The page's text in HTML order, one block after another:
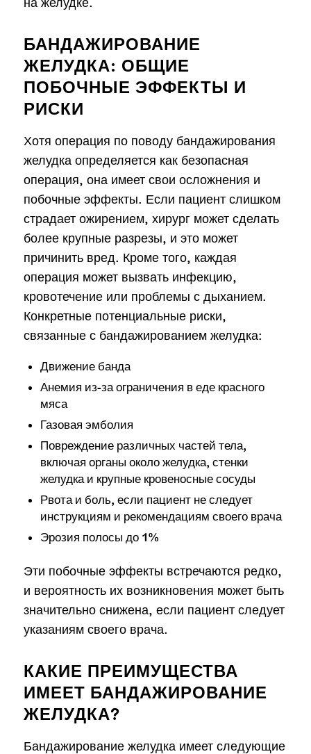
БАНДАЖИРОВАНИЕ
ЖЕЛУДКА: ОБЩИЕ
ПОБОЧНЫЕ ЭФФЕКТЫ И
РИСКИ
Хотя операция по поводу бандажирования
желудка определяется как безопасная
операция, она имеет свои осложнения и
побочные эффекты. Если пациент слишком
страдает ожирением, хирург может сделать
более крупные разрезы, и это может
причинить вред. Кроме того, каждая
операция может вызвать инфекцию,
кровотечение или проблемы с дыханием.
Конкретные потенциальные риски,
связанные с бандажированием желудка:
Движение банда
Анемия из-за ограничения в еде красного
мяса
Газовая эмболия
Повреждение различных частей тела,
включая органы около желудка, стенки
желудка и крупные кровеносные сосуды
Рвота и боль, если пациент не следует
инструкциям и рекомендациям своего врача
Эрозия полосы до 1%
Эти побочные эффекты встречаются редко,
и вероятность их возникновения может быть
значительно снижена, если пациент следует
указаниям своего врача.
КАКИЕ ПРЕИМУЩЕСТВА
ИМЕЕТ БАНДАЖИРОВАНИЕ
ЖЕЛУДКА?
Бандажирование желудка имеет следующие